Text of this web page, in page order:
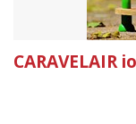
CARAVELAIRio